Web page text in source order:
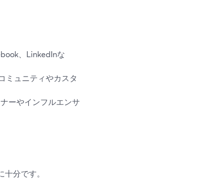
、LinkedInな
ミュニティやカスタ
ーやインフルエンサ
分です。